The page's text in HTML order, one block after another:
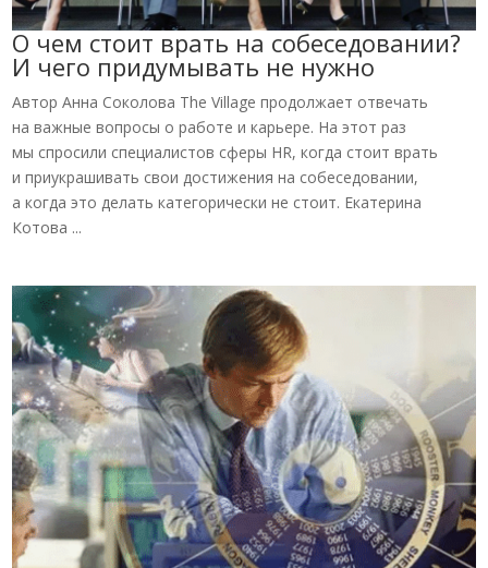
О чем стоит врать на собеседовании?
И чего придумывать не нужно
Автор Анна Соколова The Village продолжает отвечать
на важные вопросы о работе и карьере. На этот раз
мы спросили специалистов сферы HR, когда стоит врать
и приукрашивать свои достижения на собеседовании,
а когда это делать категорически не стоит. Екатерина
Котова ...